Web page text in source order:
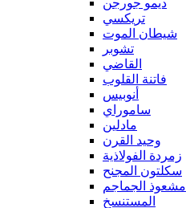
ديمو جورجن
تريكسي
شيطان الموت
تشوبر
القاضي
فاتنة القلوب
أنوبيس
ساموراي
مادلين
وحيد القرن
زمردة الفولاذية
سكلتون المجنح
مشعوذ الجماجم
المستنسخ